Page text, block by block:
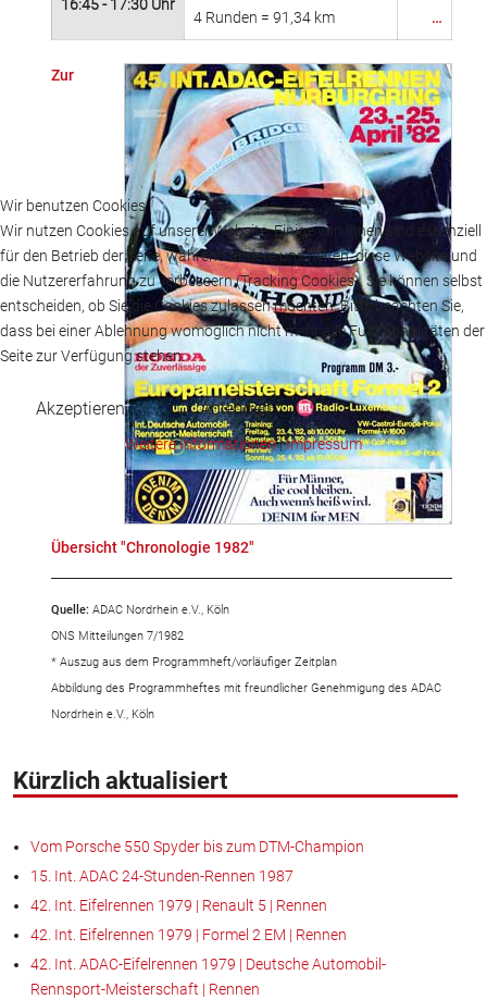
16:45 - 17:30 Uhr
4 Runden = 91,34 km
…
Zur
Übersicht "Chronologie 1982"
Quelle: ADAC Nordrhein e.V., Köln
ONS Mitteilungen 7/1982
* Auszug aus dem Programmheft/vorläufiger Zeitplan
Abbildung des Programmheftes mit freundlicher Genehmigung des ADAC
Nordrhein e.V., Köln
Kürzlich aktualisiert
Vom Porsche 550 Spyder bis zum DTM-Champion
15. Int. ADAC 24-Stunden-Rennen 1987
42. Int. Eifelrennen 1979 | Renault 5 | Rennen
42. Int. Eifelrennen 1979 | Formel 2 EM | Rennen
42. Int. ADAC-Eifelrennen 1979 | Deutsche Automobil-
Rennsport-Meisterschaft | Rennen
Wir benutzen Cookies
Wir nutzen Cookies auf unserer Website. Einige von ihnen sind essenziell
für den Betrieb der Seite, während andere uns helfen, diese Website und
die Nutzererfahrung zu verbessern (Tracking Cookies). Sie können selbst
entscheiden, ob Sie die Cookies zulassen möchten. Bitte beachten Sie,
dass bei einer Ablehnung womöglich nicht mehr alle Funktionalitäten der
Seite zur Verfügung stehen.
Akzeptieren Ablehnen
Weitere Informationen|Impressum